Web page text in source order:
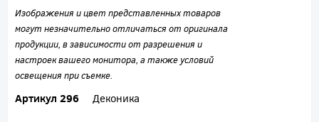
Изображения и цвет представленных товаров
могут незначительно отличаться от оригинала
продукции, в зависимости от разрешения и
настроек вашего монитора, а также условий
освещения при съемке.
Артикул 296 Деконика